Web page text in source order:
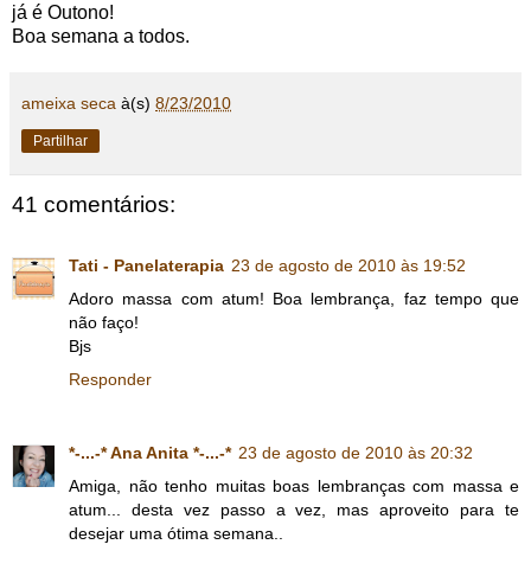
já é Outono!
Boa semana a todos.
ameixa seca à(s) 8/23/2010
Partilhar
41 comentários:
Tati - Panelaterapia 23 de agosto de 2010 às 19:52
Adoro massa com atum! Boa lembrança, faz tempo que
não faço!
Bjs
Responder
*-...-* Ana Anita *-...-* 23 de agosto de 2010 às 20:32
Amiga, não tenho muitas boas lembranças com massa e
atum... desta vez passo a vez, mas aproveito para te
desejar uma ótima semana..